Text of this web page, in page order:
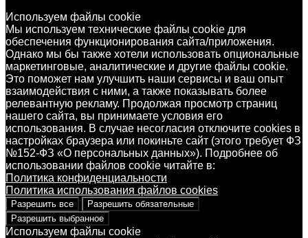
Используем файлы cookie
Мы используем технические файлы cookie для
обеспечения функционирования сайта/приложения.
Однако мы бы также хотели использовать опциональные
маркетинговые, аналитические и другие файлы cookie.
Это поможет нам улучшить наши сервисы и ваш опыт
взаимодействия с ними, а также показывать более
релевантную рекламу. Продолжая просмотр страниц
нашего сайта, вы принимаете условия его
использования. В случае несогласия отключите cookies в
настройках браузера или покиньте сайт (этого требует ФЗ
№152-ФЗ «О персональных данных»). Подробнее об
использовании файлов cookie читайте в:
Политика конфиденциальности
Политика использования файлов cookies
Разрешить все
Разрешить обязательные
Разрешить выбранное
Используем файлы cookie